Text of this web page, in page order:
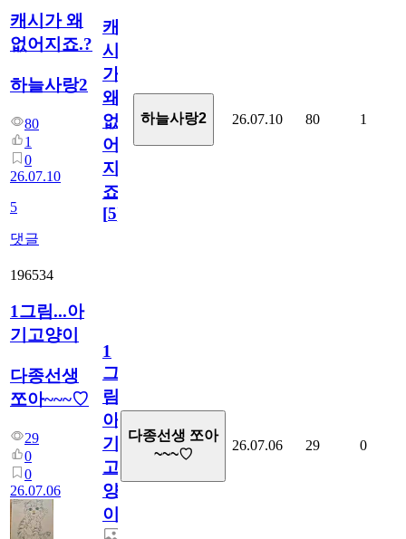
캐시가 왜
없어지죠.?
하늘사랑2
80
1
0
26.07.10
5
댓글
캐
시
가
왜
없
어
지
죠.?
[5]
하늘사랑2 26.07.10 80 1
196534
1그림...아
기고양이
다종선생
쪼아~~~♡
29
0
0
26.07.06
1
그
림...
아
기
고
양
이
다종선생 쪼아
~~~♡
26.07.06 29 0